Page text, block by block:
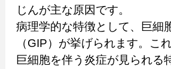
じんが主な原因です。
病理学的な特徴として、巨細
（GIP）が挙げられます。こ
巨細胞を伴う炎症が見られる